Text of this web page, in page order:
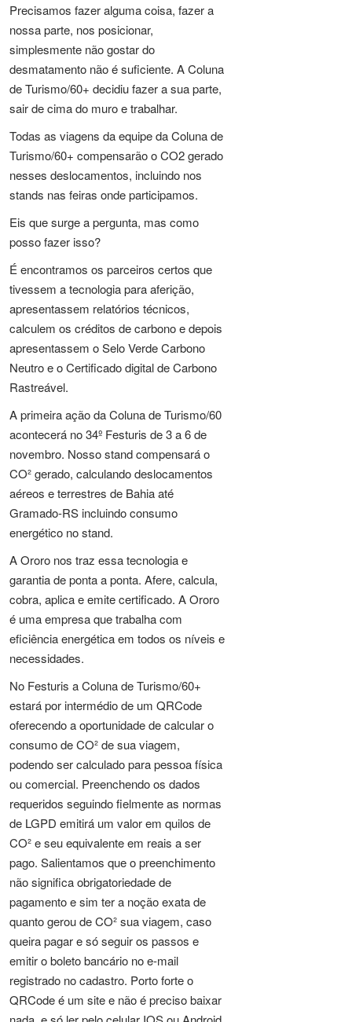
Precisamos fazer alguma coisa, fazer a
nossa parte, nos posicionar,
simplesmente não gostar do
desmatamento não é suficiente. A Coluna
de Turismo/60+ decidiu fazer a sua parte,
sair de cima do muro e trabalhar.
Todas as viagens da equipe da Coluna de
Turismo/60+ compensarão o CO2 gerado
nesses deslocamentos, incluindo nos
stands nas feiras onde participamos.
Eis que surge a pergunta, mas como
posso fazer isso?
É encontramos os parceiros certos que
tivessem a tecnologia para aferição,
apresentassem relatórios técnicos,
calculem os créditos de carbono e depois
apresentassem o Selo Verde Carbono
Neutro e o Certificado digital de Carbono
Rastreável.
A primeira ação da Coluna de Turismo/60
acontecerá no 34º Festuris de 3 a 6 de
novembro. Nosso stand compensará o
CO² gerado, calculando deslocamentos
aéreos e terrestres de Bahia até
Gramado-RS incluindo consumo
energético no stand.
A Ororo nos traz essa tecnologia e
garantia de ponta a ponta. Afere, calcula,
cobra, aplica e emite certificado. A Ororo
é uma empresa que trabalha com
eficiência energética em todos os níveis e
necessidades.
No Festuris a Coluna de Turismo/60+
estará por intermédio de um QRCode
oferecendo a oportunidade de calcular o
consumo de CO² de sua viagem,
podendo ser calculado para pessoa física
ou comercial. Preenchendo os dados
requeridos seguindo fielmente as normas
de LGPD emitirá um valor em quilos de
CO² e seu equivalente em reais a ser
pago. Salientamos que o preenchimento
não significa obrigatoriedade de
pagamento e sim ter a noção exata de
quanto gerou de CO² sua viagem, caso
queira pagar e só seguir os passos e
emitir o boleto bancário no e-mail
registrado no cadastro. Porto forte o
QRCode é um site e não é preciso baixar